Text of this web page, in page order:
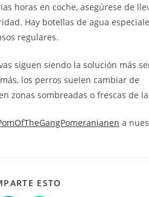
horas en coche, asegúrese de
Hay botellas de agua
regulares.
siguen siendo la solución más
los perros suelen cambiar de
zonas sombreadas o frescas de la
a
ESTO